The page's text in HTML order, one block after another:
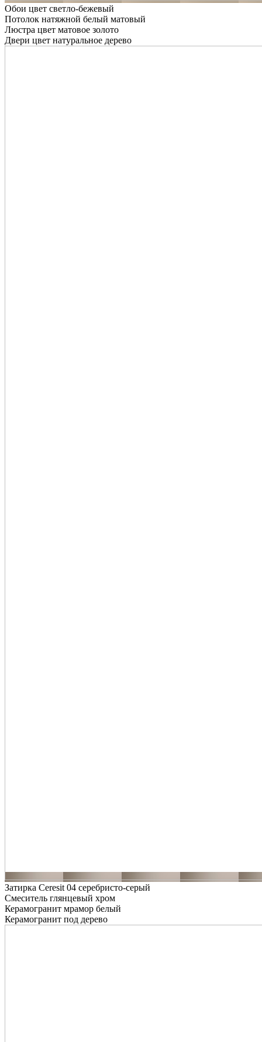
Обои цвет светло-бежевый
Потолок натяжной белый матовый
Люстра цвет матовое золото
Двери цвет натуральное дерево
Затирка Ceresit 04 серебристо-серый
Смеситель глянцевый хром
Керамогранит мрамор белый
Керамогранит под дерево